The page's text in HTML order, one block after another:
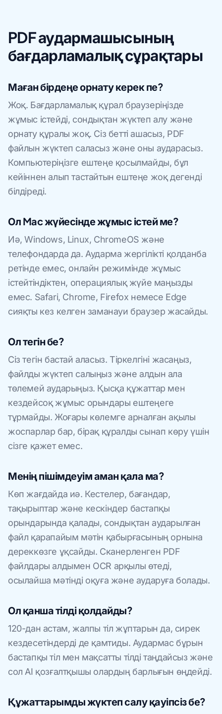
PDF аудармашысының
бағдарламалық сұрақтары
Маған бірдеңе орнату керек пе?
Жоқ. Бағдарламалық құрал браузеріңізде
жұмыс істейді, сондықтан жүктеп алу және
орнату құралы жоқ. Сіз бетті ашасыз, PDF
файлын жүктеп саласыз және оны аударасыз.
Компьютеріңізге ештеңе қосылмайды, бұл
кейіннен алып тастайтын ештеңе жоқ дегенді
білдіреді.
Ол Mac жүйесінде жұмыс істей ме?
Иә, Windows, Linux, ChromeOS және
телефондарда да. Аударма жергілікті қолданба
ретінде емес, онлайн режимінде жұмыс
істейтіндіктен, операциялық жүйе маңызды
емес. Safari, Chrome, Firefox немесе Edge
сияқты кез келген заманауи браузер жасайды.
Ол тегін бе?
Сіз тегін бастай аласыз. Тіркелгіні жасаңыз,
файлды жүктеп салыңыз және алдын ала
төлемей аударыңыз. Қысқа құжаттар мен
кездейсоқ жұмыс орындары ештеңеге
тұрмайды. Жоғары көлемге арналған ақылы
жоспарлар бар, бірақ құралды сынап көру үшін
сізге қажет емес.
Менің пішімдеуім аман қала ма?
Көп жағдайда иә. Кестелер, бағандар,
тақырыптар және кескіндер бастапқы
орындарында қалады, сондықтан аударылған
файл қарапайым мәтін қабырғасының орнына
дереккөзге ұқсайды. Сканерленген PDF
файлдары алдымен OCR арқылы өтеді,
осылайша мәтінді оқуға және аударуға болады.
Ол қанша тілді қолдайды?
120-дан астам, жалпы тіл жұптарын да, сирек
кездесетіндерді де қамтиды. Аудармас бұрын
бастапқы тіл мен мақсатты тілді таңдайсыз және
сол AI қозғалтқышы олардың барлығын өңдейді.
Құжаттарымды жүктеп салу қауіпсіз бе?